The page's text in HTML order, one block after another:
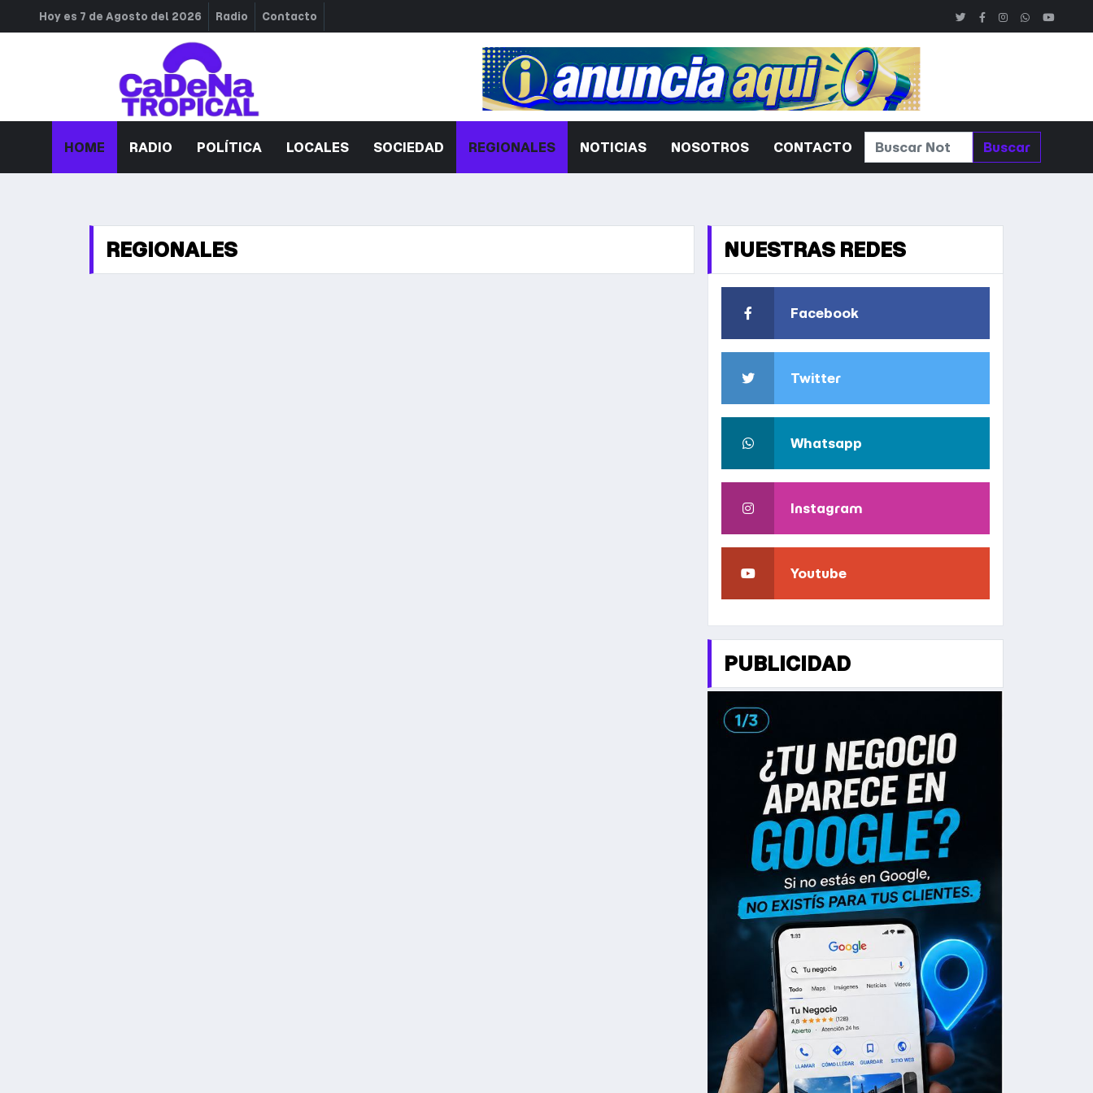
Hoy es 7 de Agosto del 2026 Radio Contacto
HOME RADIO POLÍTICA LOCALES SOCIEDAD REGIONALES NOTICIAS NOSOTROS CONTACTO Buscar
REGIONALES NUESTRAS REDES
Facebook
Twitter
Whatsapp
Instagram
Youtube
PUBLICIDAD